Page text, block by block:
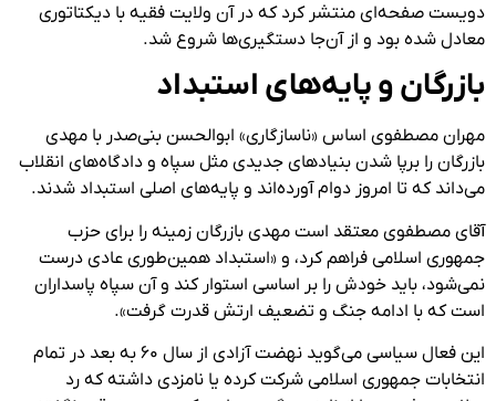
دویست صفحه‌ای منتشر کرد که در آن ولایت فقیه با دیکتاتوری
معادل شده بود و از آن‌جا دستگیری‌ها شروع شد.
بازرگان و پایه‌های استبداد
مهران مصطفوی اساس «ناسازگاری» ابوالحسن بنی‌صدر با مهدی
بازرگان را برپا شدن بنیادهای جدیدی مثل سپاه و دادگاه‌های انقلاب
می‌داند که تا امروز دوام آورده‌اند و پایه‌های اصلی استبداد شدند.
آقای مصطفوی معتقد است مهدی بازرگان زمینه را برای حزب
جمهوری اسلامی فراهم کرد، و «استبداد همین‌طوری عادی درست
نمی‌شود، باید خودش را بر اساسی استوار کند و آن سپاه پاسداران
است که با ادامه جنگ و تضعیف ارتش قدرت گرفت».
این فعال سیاسی می‌گوید نهضت آزادی از سال ۶۰ به بعد در تمام
انتخابات‌ جمهوری اسلامی شرکت کرده یا نامزدی داشته که رد